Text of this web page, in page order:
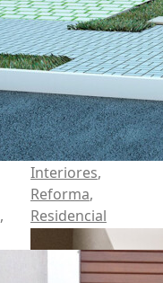
CASA KZ
Iluminação,
Interiores,
Reforma,
Residencial
,